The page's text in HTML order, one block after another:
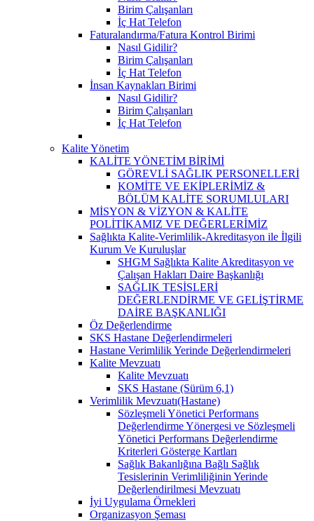
Birim Çalışanları
İç Hat Telefon
Faturalandırma/Fatura Kontrol Birimi
Nasıl Gidilir?
Birim Çalışanları
İç Hat Telefon
İnsan Kaynakları Birimi
Nasıl Gidilir?
Birim Çalışanları
İç Hat Telefon
Kalite Yönetim
KALİTE YÖNETİM BİRİMİ
GÖREVLİ SAĞLIK PERSONELLERİ
KOMİTE VE EKİPLERİMİZ &
BÖLÜM KALİTE SORUMLULARI
MİSYON & VİZYON & KALİTE
POLİTİKAMIZ VE DEĞERLERİMİZ
Sağlıkta Kalite-Verimlilik-Akreditasyon ile İlgili
Kurum Ve Kuruluşlar
SHGM Sağlıkta Kalite Akreditasyon ve
Çalışan Hakları Daire Başkanlığı
SAĞLIK TESİSLERİ
DEĞERLENDİRME VE GELİŞTİRME
DAİRE BAŞKANLIĞI
Öz Değerlendirme
SKS Hastane Değerlendirmeleri
Hastane Verimlilik Yerinde Değerlendirmeleri
Kalite Mevzuatı
Kalite Mevzuatı
SKS Hastane (Sürüm 6,1)
Verimlilik Mevzuatı(Hastane)
Sözleşmeli Yönetici Performans
Değerlendirme Yönergesi ve Sözleşmeli
Yönetici Performans Değerlendirme
Kriterleri Gösterge Kartları
Sağlık Bakanlığına Bağlı Sağlık
Tesislerinin Verimliliğinin Yerinde
Değerlendirilmesi Mevzuatı
İyi Uygulama Örnekleri
Organizasyon Şeması